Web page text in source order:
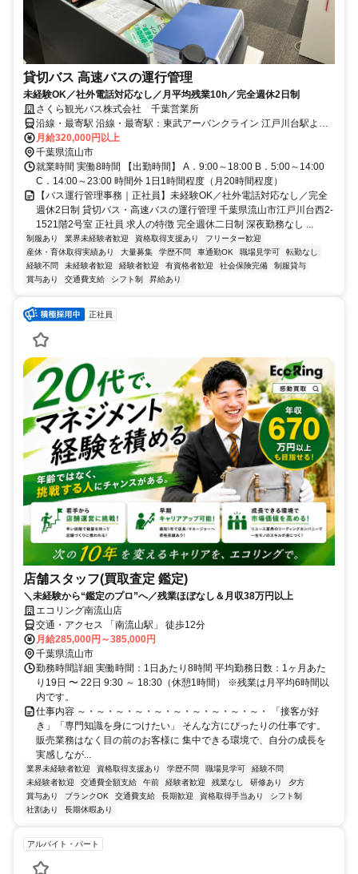
貸切バス 高速バスの運行管理
未経験OK／社外電話対応なし／月平均残業10h／完全週休2日制
さくら観光バス株式会社 千葉営業所
沿線・最寄駅 沿線・最寄駅：東武アーバンクライン 江戸川台駅より
徒歩20分／車7分 ＊車・バイク通勤OK ＊駐車場完備
月給320,000円以上
千葉県流山市
就業時間 実働8時間 【出勤時間】 A．9:00～18:00 B．5:00～14:00
C．14:00～23:00 時間外 1日1時間程度（月20時間程度）
【バス運行管理事務｜正社員】未経験OK／社外電話対応なし／完全
週休2日制 貸切バス・高速バスの運行管理 千葉県流山市江戸川台西2-
1521階2号室 正社員 求人の特徴 完全週休二日制 深夜勤務なし ...
制服あり 業界未経験者歓迎 資格取得支援あり
フリーター歓迎
産休・育休取得実績あり
大量募集 学歴不問 車通勤OK 職場見学可
転勤なし
経験不問
未経験者歓迎 経験者歓迎 有資格者歓迎 社会保険完備
制服貸与
賞与あり
交通費支給 シフト制 昇給あり
正社員
店舗スタッフ(買取査定 鑑定)
＼未経験から“鑑定のプロ”へ／残業ほぼなし＆月収38万円以上
エコリング南流山店
交通・アクセス 「南流山駅」 徒歩12分
月給285,000円～385,000円
千葉県流山市
勤務時間詳細 実働時間：1日あたり8時間 平均勤務日数：1ヶ月あた
り19日 〜 22日 9:30 ～ 18:30（休憩1時間） ※残業は月平均6時間以
内です。
仕事内容 ～・～・～・～・～・～・～・～・～・～・ 「接客が好
き」「専門知識を身につけたい」 そんな方にぴったりの仕事です。
販売業務はなく目の前のお客様に 集中できる環境で、自分の成長を
実感しなが...
業界未経験者歓迎 資格取得支援あり 学歴不問 職場見学可
経験不問
未経験者歓迎
交通費全額支給 午前 経験者歓迎 残業なし 研修あり
夕方
賞与あり
ブランクOK 交通費支給 長期歓迎 資格取得手当あり
シフト制
社割あり
長期休暇あり
アルバイト・パート